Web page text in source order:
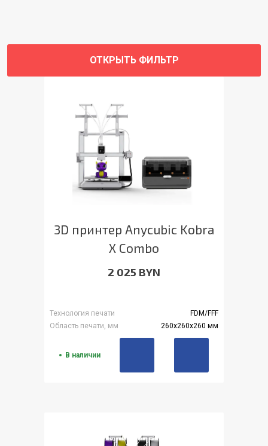
ОТКРЫТЬ ФИЛЬТР
3D принтер Anycubic Kobra
X Combo
2 025 BYN
Технология печати
FDM/FFF
Область печати, мм
260x260x260 мм
В наличии